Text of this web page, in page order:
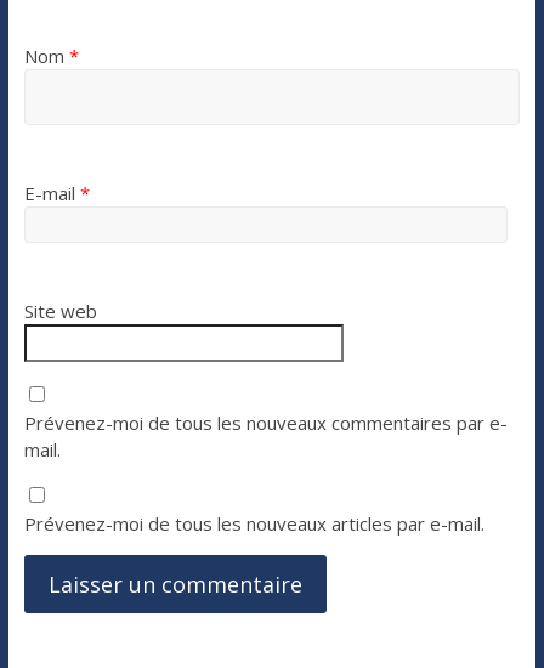
Nom *
E-mail *
Site web
Prévenez-moi de tous les nouveaux commentaires par e-
mail.
Prévenez-moi de tous les nouveaux articles par e-mail.